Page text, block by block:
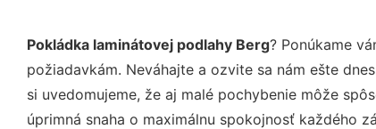
Pokládka laminátovej podlahy Berg? Ponúkame
požiadavkám. Neváhajte a ozvite sa nám ešte
si uvedomujeme, že aj malé pochybenie môže
úprimná snaha o maximálnu spokojnosť každého